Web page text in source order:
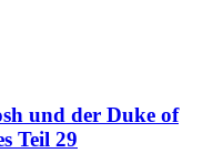
und der Duke of
Teil 29